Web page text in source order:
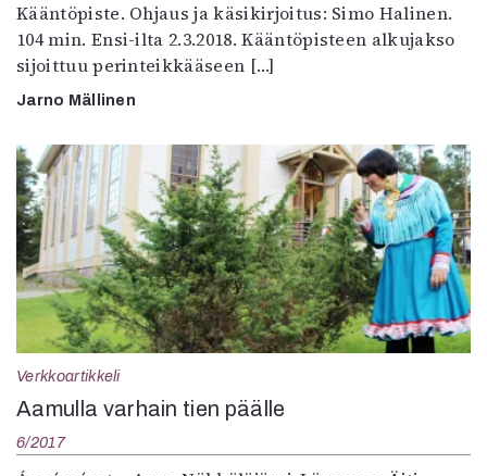
Kääntöpiste. Ohjaus ja käsikirjoitus: Simo Halinen.
104 min. Ensi-ilta 2.3.2018. Kääntöpisteen alkujakso
sijoittuu perinteikkääseen […]
Jarno Mällinen
Verkkoartikkeli
Aamulla varhain tien päälle
6/2017